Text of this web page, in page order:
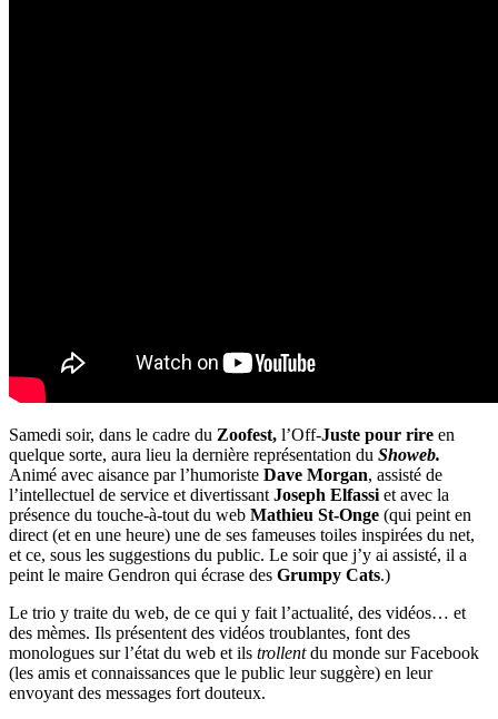
Samedi soir, dans le cadre du Zoofest, l’Off-Juste pour rire en
quelque sorte, aura lieu la dernière représentation du Showeb.
Animé avec aisance par l’humoriste Dave Morgan, assisté de
l’intellectuel de service et divertissant Joseph Elfassi et avec la
présence du touche-à-tout du web Mathieu St-Onge (qui peint en
direct (et en une heure) une de ses fameuses toiles inspirées du net,
et ce, sous les suggestions du public. Le soir que j’y ai assisté, il a
peint le maire Gendron qui écrase des Grumpy Cats.)
Le trio y traite du web, de ce qui y fait l’actualité, des vidéos… et
des mèmes. Ils présentent des vidéos troublantes, font des
monologues sur l’état du web et ils trollentdu monde sur Facebook
(les amis et connaissances que le public leur suggère) en leur
envoyant des messages fort douteux.